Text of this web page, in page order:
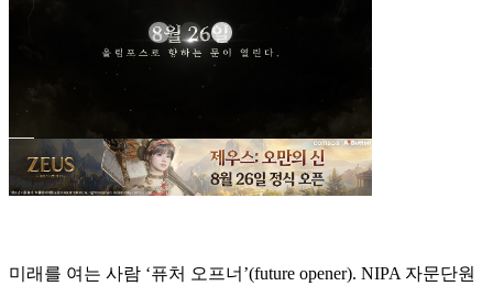
미래를 여는 사람 ‘퓨처 오프너’(future opener). NIPA 자문단원